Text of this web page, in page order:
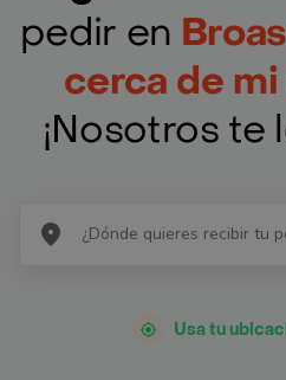
pedir en
cerca de
¡Nosotros te
Usa tu